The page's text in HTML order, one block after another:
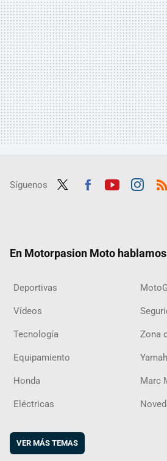
Síguenos
En Motorpasion Moto
Deportivas
Vídeos
Tecnología Zona
Equipamiento
Honda Marc
Eléctricas
VER MÁS TEMAS